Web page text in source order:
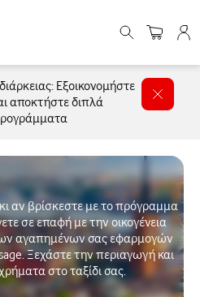
Εξοικονομήστε
αποκτήστε διπλά
αν βρίσκεστε με το πρόγραμμα
σε επαφή με την οικογένεια
αγαπημένων σας εφαρμογών
Ξεχάστε την περιαγωγή και
στο ταξίδι σας.